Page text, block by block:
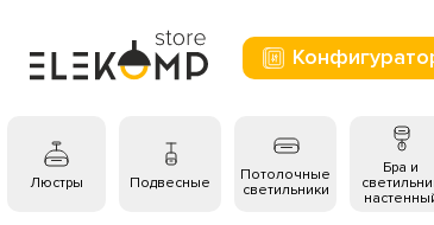
Люстры Подвесные
Потолочные
светильники
Бра и